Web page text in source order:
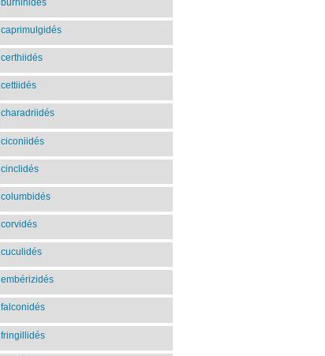
caprimulgidés
certhiidés
cettiidés
charadriidés
ciconiidés
cinclidés
columbidés
corvidés
cuculidés
embérizidés
falconidés
fringillidés